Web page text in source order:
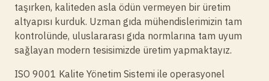
taşırken, kaliteden asla ödün vermeyen bir üretim
altyapısı kurduk. Uzman gıda mühendislerimizin tam
kontrolünde, uluslararası gıda normlarına tam uyum
sağlayan modern tesisimizde üretim yapmaktayız.
ISO 9001 Kalite Yönetim Sistemi ile operasyonel